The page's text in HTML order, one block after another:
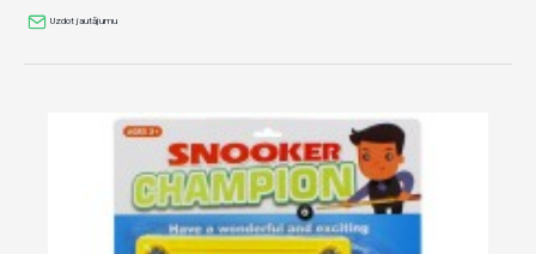
Uzdot jautājumu